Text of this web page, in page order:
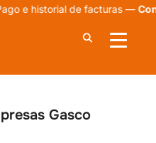
facturas —Consulta aquí
Gasco